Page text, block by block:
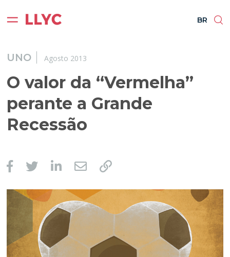
BR
PT
UNO Agosto 2013
O valor da “Vermelha”
perante a Grande
Recessão